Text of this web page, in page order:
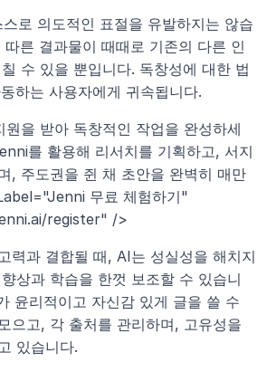
로 의도적인 표절을 유발하지는 않습
른 결과물이 때때로 기존의 다른 인
수 있을 뿐입니다. 독창성에 대한 법
하는 사용자에게 귀속됩니다.
을 받아 독창적인 작업을 완성하세
를 활용해 리서치를 기획하고, 서지
, 주도권을 쥔 채 초안을 완벽히 매만
무료 체험하기"
register" />
력과 결합될 때, AI는 성실성을 해치지
상과 학습을 한껏 보조할 수 있습니
윤리적이고 자신감 있게 글을 쓸 수
으고, 각 출처를 관리하며, 고유성을
있습니다.